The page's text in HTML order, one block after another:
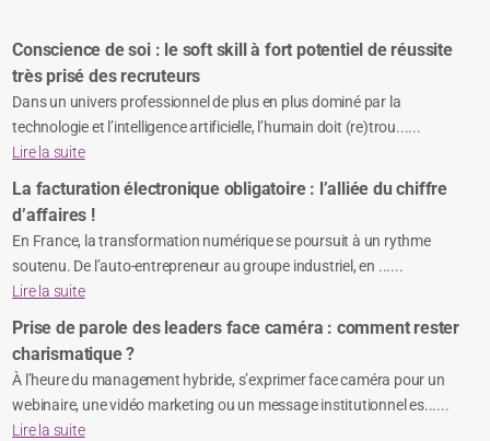
Conscience de soi : le soft skill à fort potentiel de réussite
très prisé des recruteurs
Dans un univers professionnel de plus en plus dominé par la
technologie et l’intelligence artificielle, l’humain doit (re)trou......
Lire la suite
La facturation électronique obligatoire : l’alliée du chiffre
d’affaires !
En France, la transformation numérique se poursuit à un rythme
soutenu. De l’auto-entrepreneur au groupe industriel, en ......
Lire la suite
Prise de parole des leaders face caméra : comment rester
charismatique ?
À l’heure du management hybride, s’exprimer face caméra pour un
webinaire, une vidéo marketing ou un message institutionnel es......
Lire la suite